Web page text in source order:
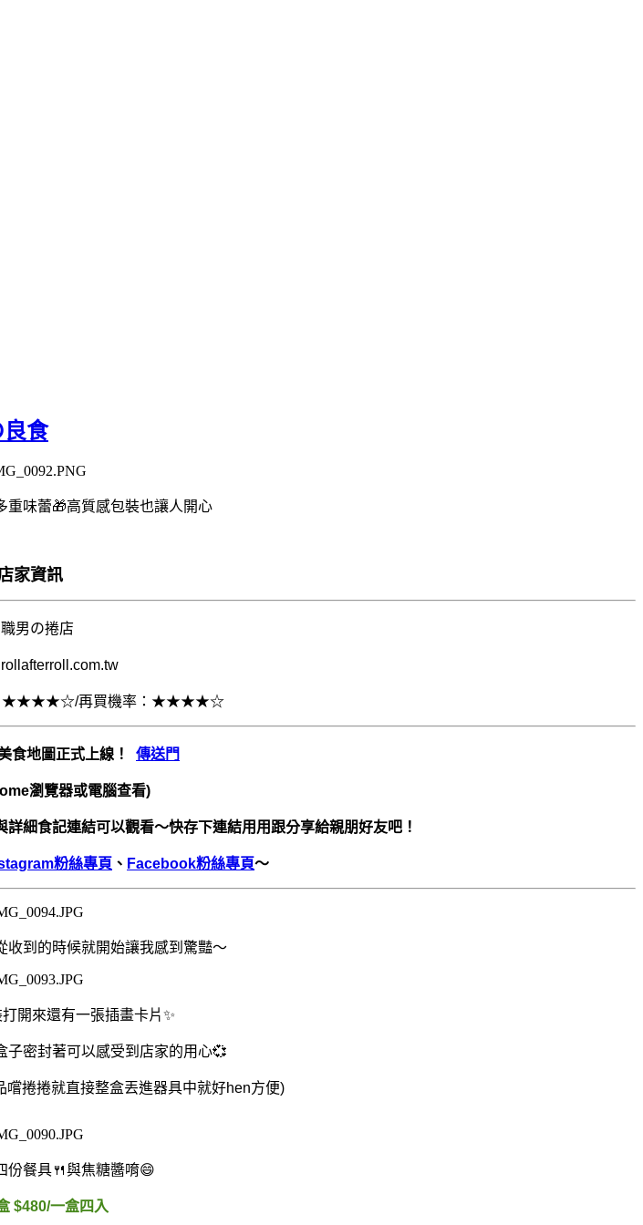
良食
重味蕾🎁高質感包裝也讓人開心
家資訊
職男の捲店
★★★★☆/再買機率：★★★★☆
食地圖正式上線！ 傳送門
瀏覽器或電腦查看)
細食記連結可以觀看～快存下連結用用跟分享給親朋好友吧！
粉絲專頁 、 Facebook粉絲專頁～
收到的時候就開始讓我感到驚豔～
開來還有一張插畫卡片✨
子密封著可以感受到店家的用心💞
嚐捲捲就直接整盒丟進器具中就好hen方便)
份餐具🍴與焦糖醬唷😄
$480/一盒四入